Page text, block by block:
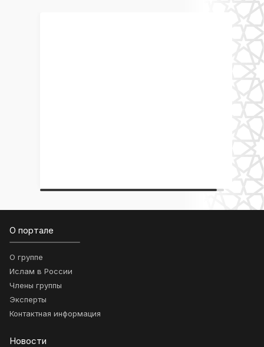
О портале
О группе
Ислам в России
Члены группы
Эксперты
Контактная информация
Новости